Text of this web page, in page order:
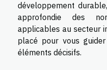
développement
approfondie des
applicables au secteur
placé pour vous
éléments décisifs.